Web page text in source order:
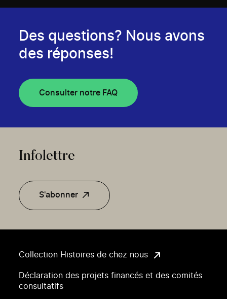
Collection Histoires de chez nous
Déclaration des projets financés et des comités
consultatifs
Des questions? Nous avons
des réponses!
Consulter notre FAQ
Infolettre
S'abonner